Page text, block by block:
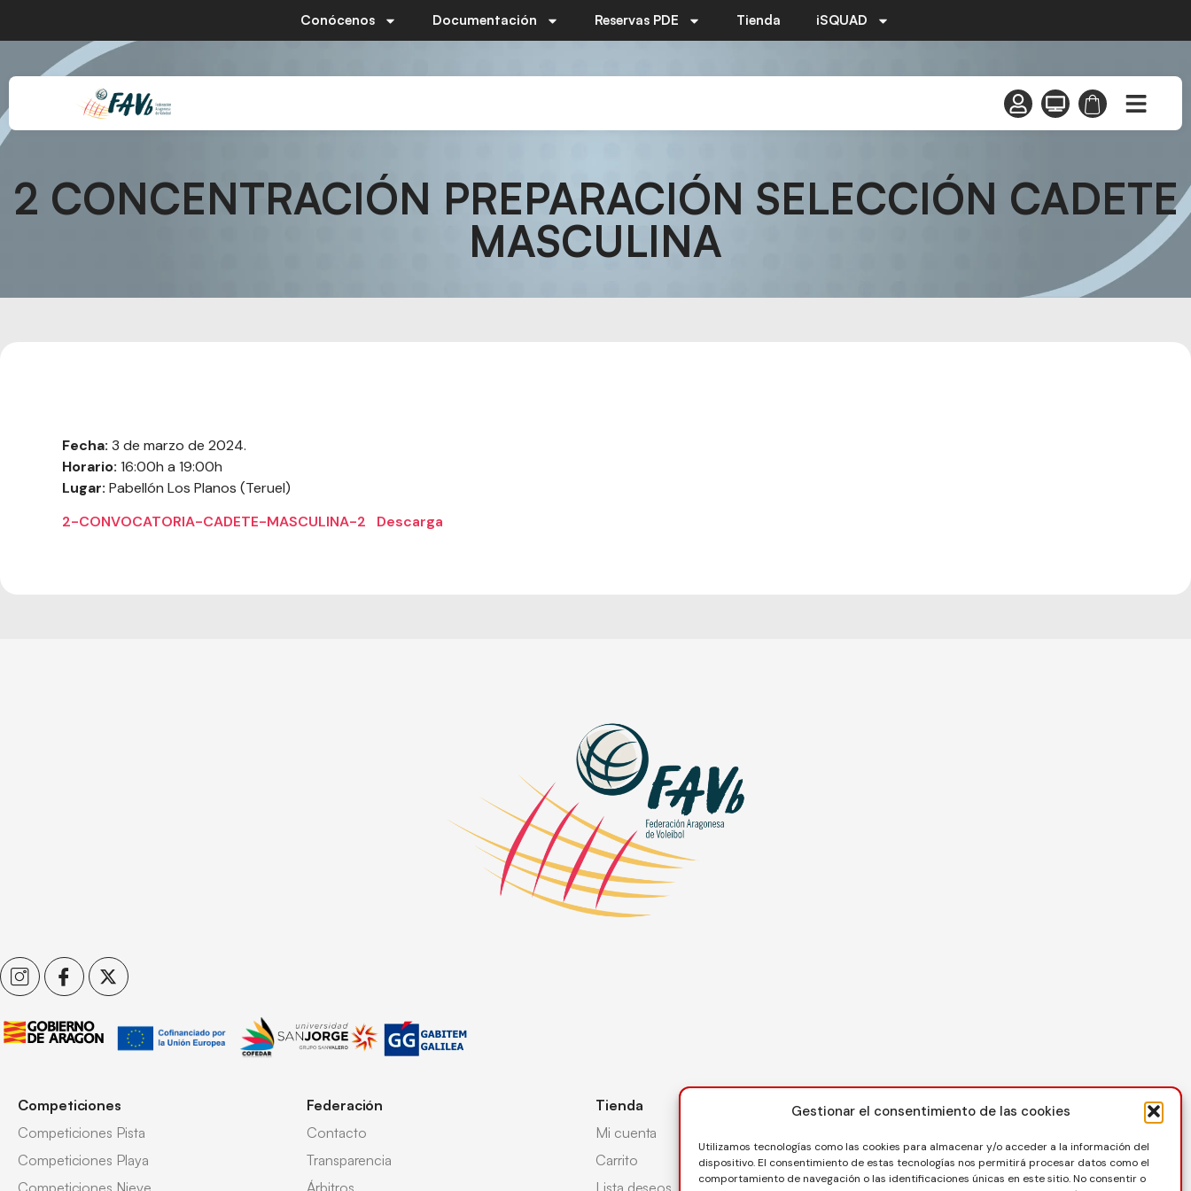
Gestionar el consentimiento de las cookies
Utilizamos tecnologías como las cookies para almacenar y/o acceder a la información del
dispositivo. El consentimiento de estas tecnologías nos permitirá procesar datos como el
comportamiento de navegación o las identificaciones únicas en este sitio. No consentir o
Conócenos Documentación Reservas PDE Tienda iSQUAD
2 CONCENTRACIÓN PREPARACIÓN SELECCIÓN CADETE
MASCULINA
Fecha: 3 de marzo de 2024.
Horario: 16:00h a 19:00h
Lugar: Pabellón Los Planos (Teruel)
2-CONVOCATORIA-CADETE-MASCULINA-2
Descarga
Competiciones
Competiciones Pista
Competiciones Playa
Federación
Contacto
Transparencia
Tienda
Mi cuenta
Carrito
Contacto
976 73 08 41